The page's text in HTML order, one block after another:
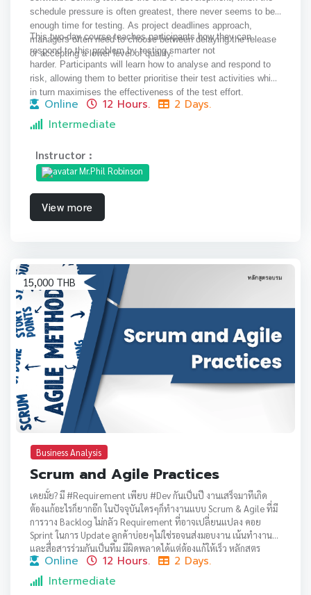
schedule pressure is often greatest, there never seems to be
enough time for testing. As project deadlines approach,
managers often need to choose between delaying the release
or accepting a lower level of quality.
This two-day course teaches participants how they can
respond to this problem by testing smarter not
harder. Participants will learn how to analyse and respond to
risk, allowing them to better prioritise their test activities which
in turn maximises the effectiveness of the test effort.
Online 12 Hours.
2 Days.
Intermediate
Instructor :
Mr.Phil Robinson
View more
15,000 THB
Business Analysis
Scrum and Agile Practices
เคยมั้ย? มี #Requirement เพียบ #Dev กันเป็นปี งานเสร็จมาทีเกิด
ต้องแก้อะไรก็ยากอีก ในปัจจุบันใครๆก็ทำงานแบบ Scrum & Agile ที่มี
การวาง Backlog ไม่กลัว Requirement ที่อาจเปลี่ยนแปลง คอย
Sprint ในการ Update ลูกค้าบ่อยๆไม่ใช่รอจนส่งมอบงาน เน้นทำงาน
และสื่อสารร่วมกันเป็นทีม มีผิดพลาดได้แต่ต้องแก้ให้เร็ว หลักสูตร
ออนไลน์ 2 วันนี้ ออกแบบมาโดยเฉพาะสำหรับบุคคลหรือองค์กรที่
ต้องการนำแนวคิด Scrum & Agile มาใช้จริง และสอนโดย CERTIFIED
SCRUM MASTER ที่มีประสบการณ์และอยู่ในอุตสาหกรรมซอฟต์แวร์มา
Online 12 Hours.
2 Days.
Intermediate